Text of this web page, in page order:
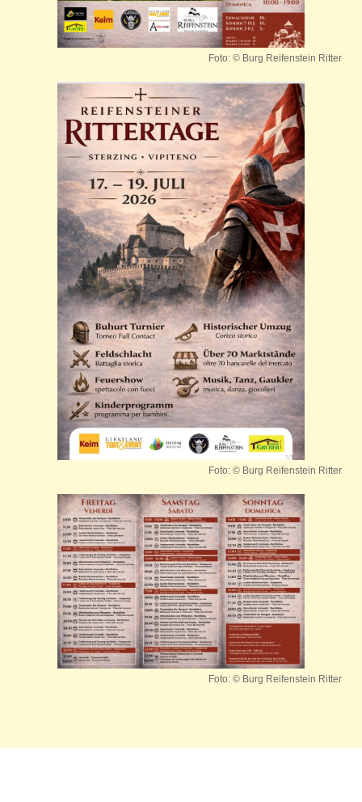
Foto: © Burg Reifenstein Ritter
Foto: © Burg Reifenstein Ritter
Foto: © Burg Reifenstein Ritter